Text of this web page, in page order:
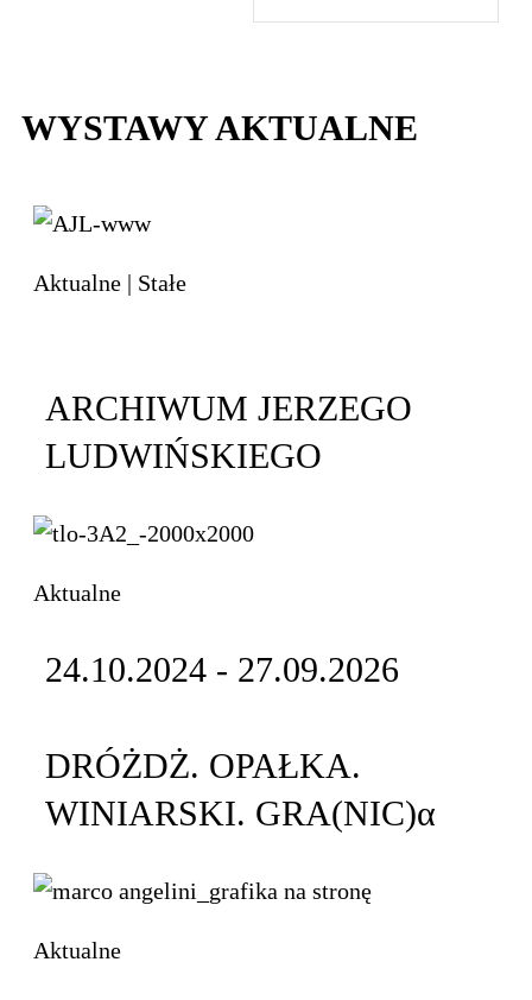
WYSTAWY AKTUALNE
Aktualne | Stałe
ARCHIWUM JERZEGO
LUDWIŃSKIEGO
Aktualne
24.10.2024 - 27.09.2026
DRÓŻDŻ. OPAŁKA.
WINIARSKI. GRA(NIC)α
Aktualne